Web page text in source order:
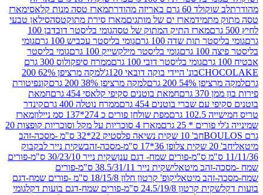
60 גרם באריזה מהודרת
מארז טסה מנות קלאסי מארז
מארז ים של מותגיםמארז סירת מתוקטסהסילאן טבעי
מארז התיק המתוק של טסה
גומי בליסטר דובדבן 100
תות שדה 100 גרם
גומי בליסטר עכביש 100 גרם
גומי
גרם
גומי בליסטר מילקשייק 100 גרם
גומי בליסטר
גומי בליסטר דובי 100 גרם
ממרח סיפקולוס 300 גרם
בונ' היידי בוקה דובאי 120ג'
למקה מרציפן 62% 200
200 גרם
למקה מרציפן 38% 200 גרם
קונפיטורת
גרם
חמאת בוטנים סקיפי קלאסי 454 גרם
חמאת
עם שברי בוטנים 454 גרם
ממרח נוטלה 400 גרם
קינדר
גרם
מפת שולחן פורים כ 274*137 סמ ניילון
מארז
* 25 גרם
מארז 4 סוכריות על מקל וסוכריות קופצות 20
חב' 10 שקית נשיאה פלסטיק 22*32 ס"מ -מסכה-זהב
שקית נייר לבקבוק
שקית נייר 30/23/10 ס"מ-פורים
זהב מיטאלי
שקית נייר 38.5/31/11 ס"מ-פורים
מיטאלי
קופ' קרטון חלון 18/15/8 ס"מ -פורים שמח-דגם
שקית קרטון 24.5/19/8 ס"מ-פורים שמח-דגם בועות דקל
גומי